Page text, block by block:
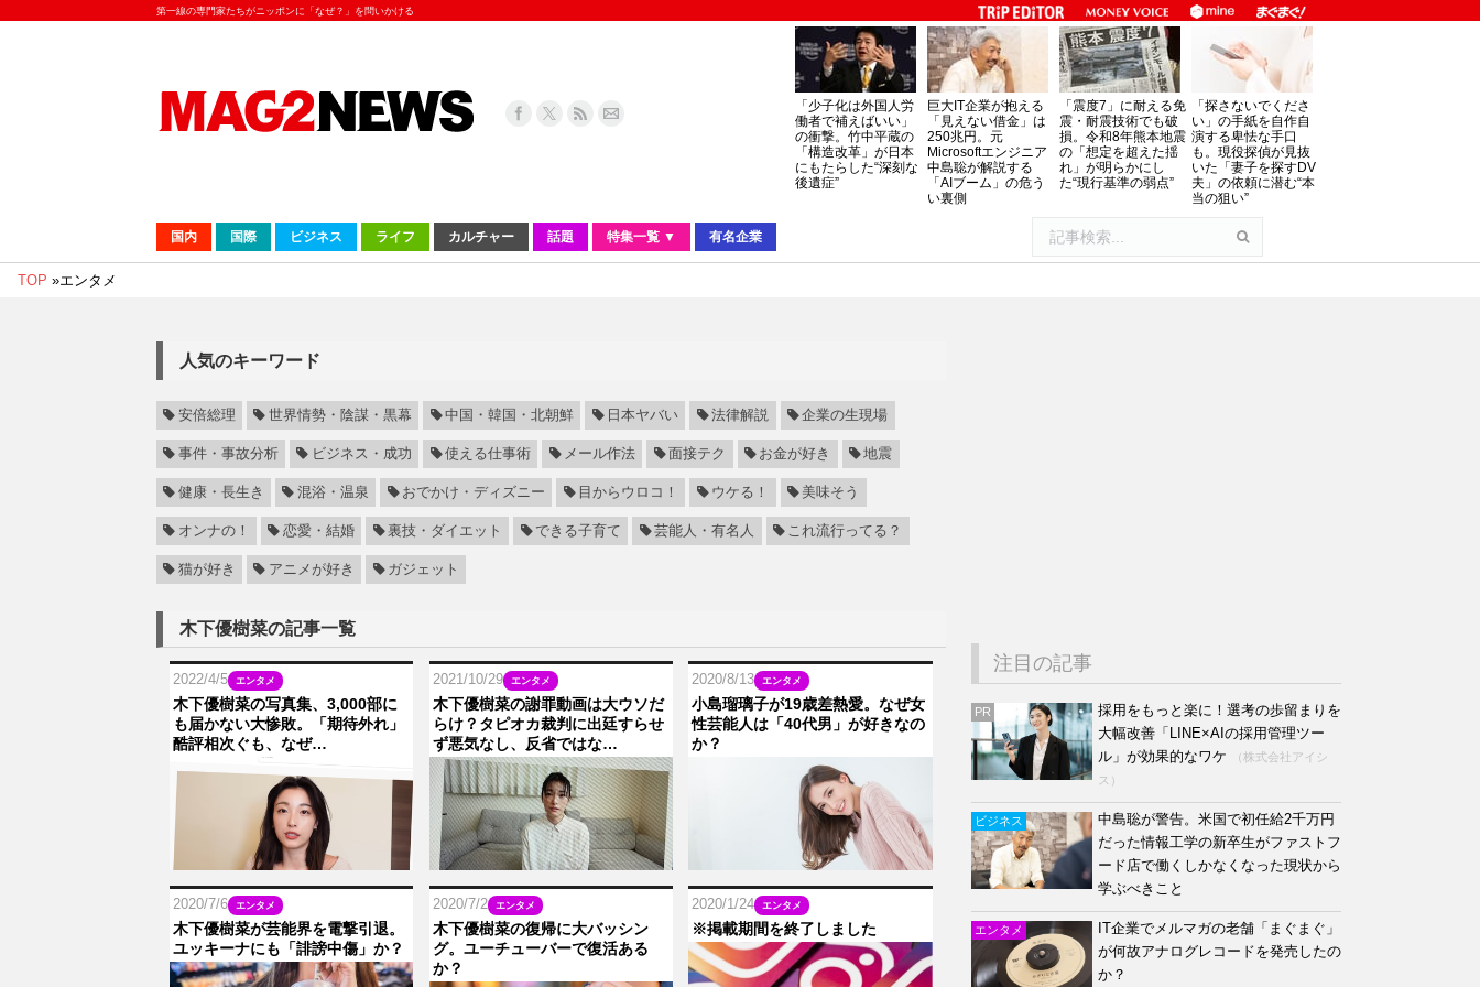
第一線の専門家たちがニッポンに「なぜ？」を問いかける
「少子化は外国人労
働者で補えばいい」
の衝撃。竹中平蔵の
「構造改革」が日本
にもたらした“深刻な
後遺症”
巨大IT企業が抱える
「見えない借金」は
250兆円。元
Microsoftエンジニア
中島聡が解説する
「AIブーム」の危う
い裏側
「震度7」に耐える免
震・耐震技術でも破
損。令和8年熊本地震
の「想定を超えた揺
れ」が明らかにし
た“現行基準の弱点”
「探さないでくださ
い」の手紙を自作自
演する卑怯な手口
も。現役探偵が見抜
いた「妻子を探すDV
夫」の依頼に潜む“本
当の狙い”
国内 国際 ビジネス ライフ カルチャー 話題 特集一覧 ▼ 有名企業
TOP »エンタメ
人気のキーワード
安倍総理 世界情勢・陰謀・黒幕 中国・韓国・北朝鮮 日本ヤバい 法律解説 企業の生現場
事件・事故分析 ビジネス・成功 使える仕事術 メール作法 面接テク お金が好き 地震
健康・長生き 混浴・温泉 おでかけ・ディズニー 目からウロコ！ ウケる！ 美味そう
オンナの！ 恋愛・結婚 裏技・ダイエット できる子育て 芸能人・有名人 これ流行ってる？
猫が好き アニメが好き ガジェット
木下優樹菜の記事一覧
2022/4/5 エンタメ
木下優樹菜の写真集、3,000部に
も届かない大惨敗。「期待外れ」
酷評相次ぐも、なぜ…
2021/10/29 エンタメ
木下優樹菜の謝罪動画は大ウソだ
らけ？タピオカ裁判に出廷すらせ
ず悪気なし、反省ではな…
2020/8/13 エンタメ
小島瑠璃子が19歳差熱愛。なぜ女
性芸能人は「40代男」が好きなの
か？
2020/7/6 エンタメ
木下優樹菜が芸能界を電撃引退。
ユッキーナにも「誹謗中傷」か？
2020/7/2 エンタメ
木下優樹菜の復帰に大バッシン
グ。ユーチューバーで復活ある
か？
2020/1/24 エンタメ
※掲載期間を終了しました
注目の記事
PR
採用をもっと楽に！選考の歩留まりを
大幅改善「LINE×AIの採用管理ツー
ル」が効果的なワケ
（株式会社アイシ
ス）
ビジネス
中島聡が警告。米国で初任給2千万円
だった情報工学の新卒生がファストフ
ード店で働くしかなくなった現状から
学ぶべきこと
エンタメ
IT企業でメルマガの老舗「まぐまぐ」
が何故アナログレコードを発売したの
か？